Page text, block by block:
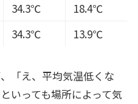
34.3℃
18.4℃
34.3℃ 13.9℃
「え、平均気温低くな
いっても場所によって気